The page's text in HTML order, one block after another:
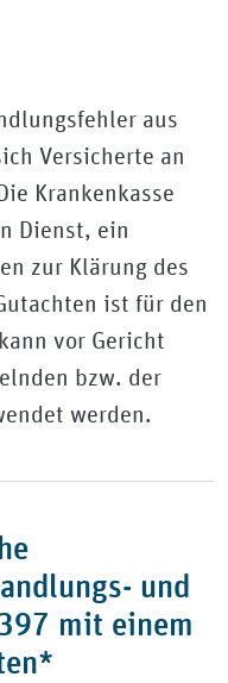
aus
Versicherte an
Krankenkasse
Dienst, ein
zur Klärung des
ist für den
vor Gericht
bzw. der
werden.
und
mit einem